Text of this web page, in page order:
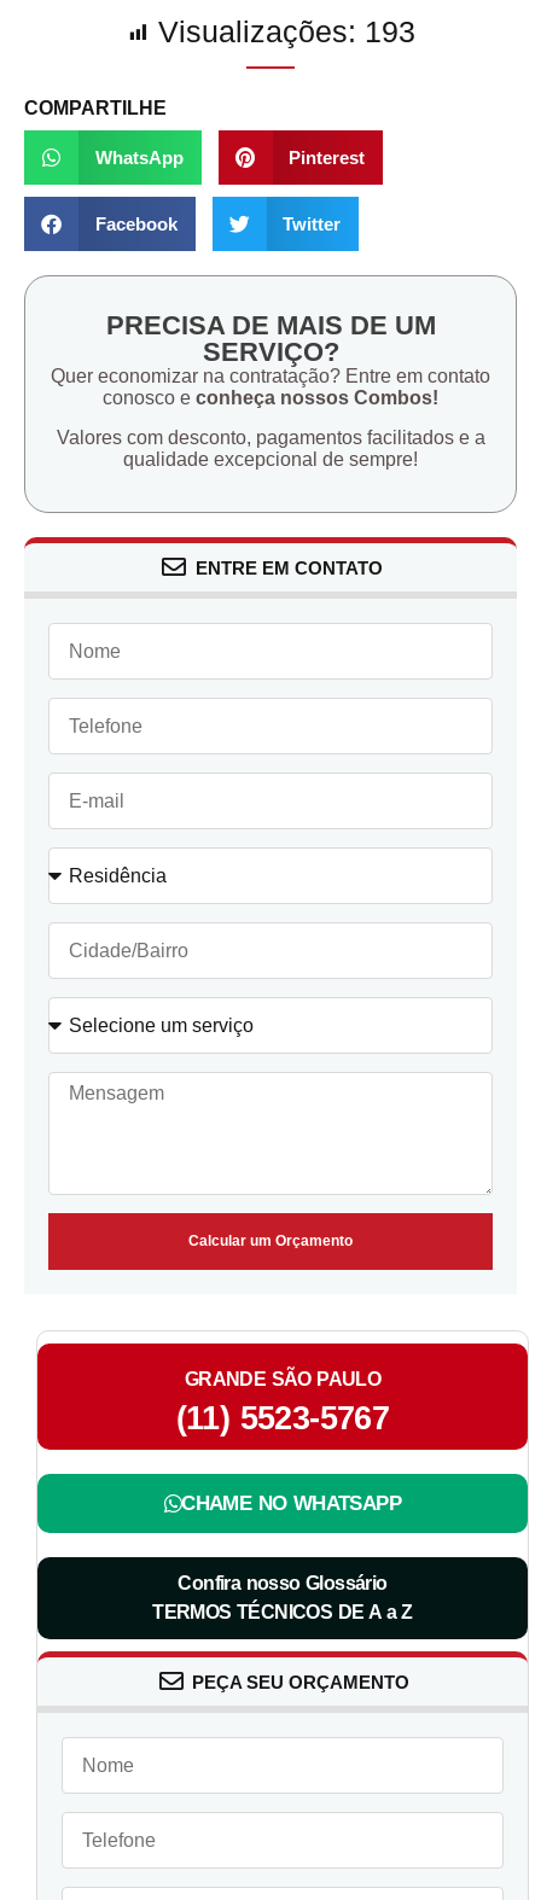
Visualizações: 193
COMPARTILHE
WhatsApp Pinterest
Facebook Twitter
PRECISA DE MAIS DE UM
SERVIÇO?
Quer economizar na contratação? Entre em contato
conosco e conheça nossos Combos!
Valores com desconto, pagamentos facilitados e a
qualidade excepcional de sempre!
ENTRE EM CONTATO
Calcular um Orçamento
GRANDE SÃO PAULO
(11) 5523-5767
CHAME NO WHATSAPP
Confira nosso Glossário
TERMOS TÉCNICOS DE A a Z
PEÇA SEU ORÇAMENTO